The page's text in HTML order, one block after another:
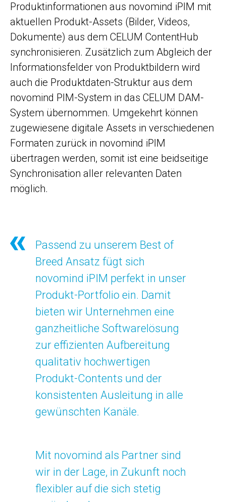
Produktinformationen aus novomind iPIM mit
aktuellen Produkt-Assets (Bilder, Videos,
Dokumente) aus dem CELUM ContentHub
synchronisieren. Zusätzlich zum Abgleich der
Informationsfelder von Produktbildern wird
auch die Produktdaten-Struktur aus dem
novomind PIM-System in das CELUM DAM-
System übernommen. Umgekehrt können
zugewiesene digitale Assets in verschiedenen
Formaten zurück in novomind iPIM
übertragen werden, somit ist eine beidseitige
Synchronisation aller relevanten Daten
möglich.
Passend zu unserem Best of
Breed Ansatz fügt sich
novomind iPIM perfekt in unser
Produkt-Portfolio ein. Damit
bieten wir Unternehmen eine
ganzheitliche Softwarelösung
zur effizienten Aufbereitung
qualitativ hochwertigen
Produkt-Contents und der
konsistenten Ausleitung in alle
gewünschten Kanäle.
Mit novomind als Partner sind
wir in der Lage, in Zukunft noch
flexibler auf die sich stetig